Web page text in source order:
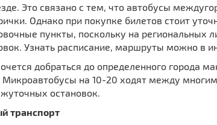
Это связано с тем, что автобусы
Однако при покупке билетов стоит
пункты, поскольку на
Узнать расписание, маршруты можно в
добраться до определенного города
Микроавтобусы на 10-20 ходят между
остановок.
транспорт